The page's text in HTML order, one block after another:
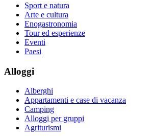
Sport e natura
Arte e cultura
Enogastronomia
Tour ed esperienze
Eventi
Paesi
Alloggi
Alberghi
Appartamenti e case di vacanza
Camping
Alloggi per gruppi
Agriturismi